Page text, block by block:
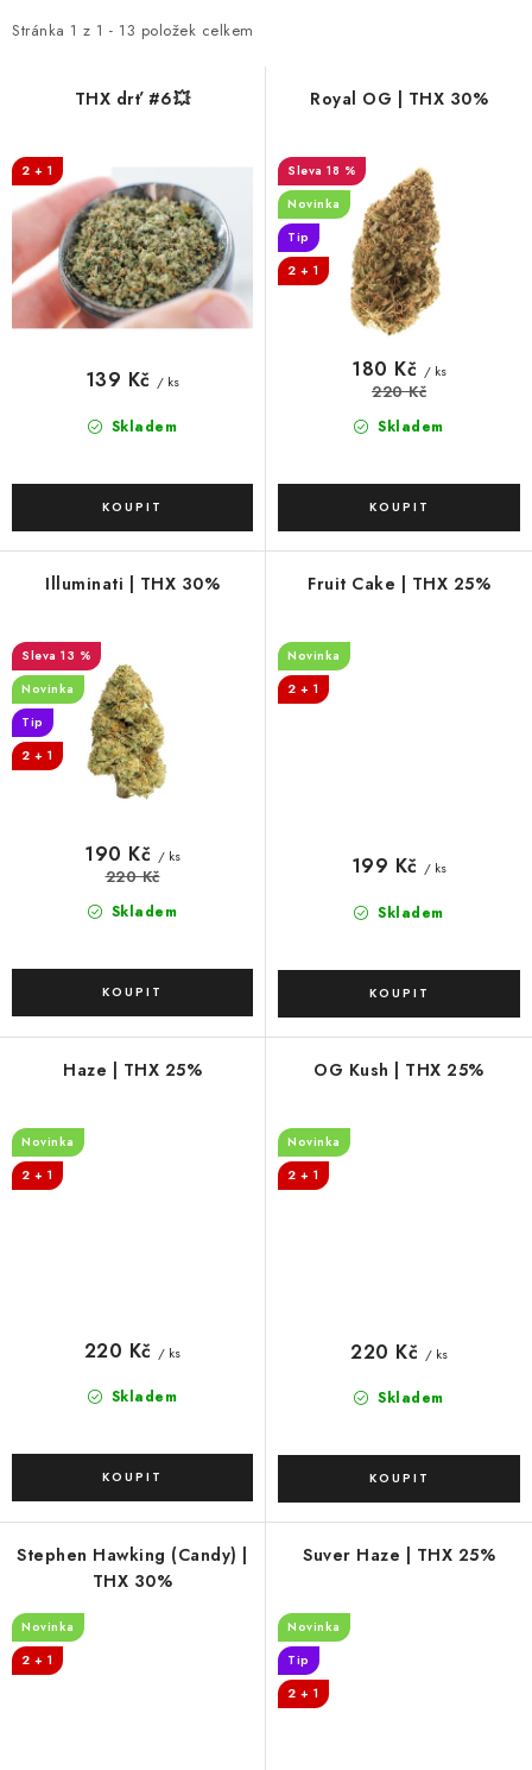
k
Stránka 1 z 1 - 13 položek celkem
e
r
o
d
u
k
t
THX drť #6💥
2 + 1
Skladem
139 Kč / ks
Royal OG | THX 30%
18 %
Novinka
Tip
2 + 1
Skladem
180 Kč / ks
220 Kč
Illuminati | THX 30%
13 %
Novinka
Tip
2 + 1
Skladem
190 Kč / ks
220 Kč
Fruit Cake | THX 25%
Novinka
2 + 1
Skladem
199 Kč / ks
Haze | THX 25%
Novinka
2 + 1
Skladem
220 Kč / ks
OG Kush | THX 25%
Novinka
2 + 1
Skladem
220 Kč / ks
Stephen Hawking (Candy) |
THX 30%
Novinka
2 + 1
Suver Haze | THX 25%
Novinka
Tip
2 + 1